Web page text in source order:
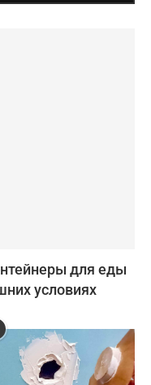
для еды
условиях